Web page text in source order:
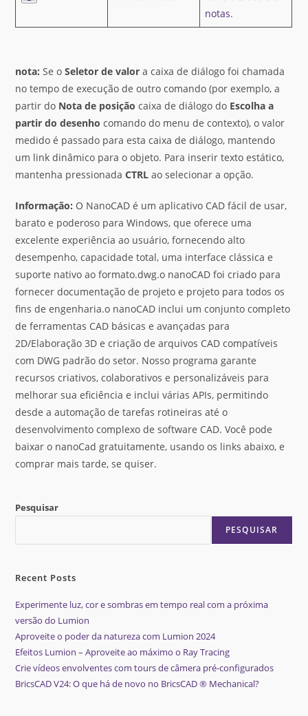
notas.
nota: Se oSeletor de valor a caixa de diálogo foi chamada
no tempo de execução de outro comando (por exemplo, a
partir do Nota de posição caixa de diálogo do Escolha a
partir do desenho comando do menu de contexto), o valor
medido é passado para esta caixa de diálogo, mantendo
um link dinâmico para o objeto. Para inserir texto estático,
mantenha pressionadaCTRL ao selecionar a opção.
Informação: O NanoCAD é um aplicativo CAD fácil de usar,
barato e poderoso para Windows, que oferece uma
excelente experiência ao usuário, fornecendo alto
desempenho, capacidade total, uma interface clássica e
suporte nativo ao formato.dwg.o nanoCAD foi criado para
fornecer documentação de projeto e projeto para todos os
fins de engenharia.o nanoCAD inclui um conjunto completo
de ferramentas CAD básicas e avançadas para
2D/Elaboração 3D e criação de arquivos CAD compatíveis
com DWG padrão do setor. Nosso programa garante
recursos criativos, colaborativos e personalizáveis para
melhorar sua eficiência e inclui várias APIs, permitindo
desde a automação de tarefas rotineiras até o
desenvolvimento complexo de software CAD. Você pode
baixar o nanoCad gratuitamente, usando os links abaixo, e
comprar mais tarde, se quiser.
Pesquisar
PESQUISAR
Recent Posts
Experimente luz, cor e sombras em tempo real com a próxima
versão do Lumion
Aproveite o poder da natureza com Lumion 2024
Efeitos Lumion – Aproveite ao máximo o Ray Tracing
Crie vídeos envolventes com tours de câmera pré-configurados
BricsCAD V24: O que há de novo no BricsCAD ® Mechanical?